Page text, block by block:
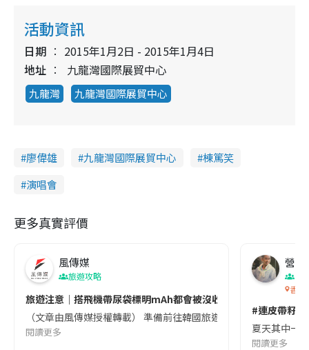
活動資訊
日期
2015年1月2日 - 2015年1月4日
地址
九龍灣國際展貿中心
九龍灣 九龍灣國際展貿中心
廖偉雄 九龍灣國際展貿中心
棟篤笑
演唱會
更多真實評價
風傳媒
旅遊攻略
旅遊注意｜搭飛機帶尿袋標明mAh都會被沒收😱出發前切記檢查
（文章由風傳媒授權轉載） 準備前往韓國旅遊的民眾，近期要
閱讀更多
營養
香港
#連皮帶籽
夏天其中一
閱讀更多